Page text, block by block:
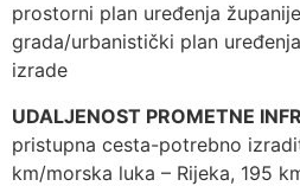
prostorni plan uređenja
grada/urbanistički plan
izrade
UDALJENOST PROMETNE
pristupna cesta-potrebno
km/morska luka – Rijeka, 195